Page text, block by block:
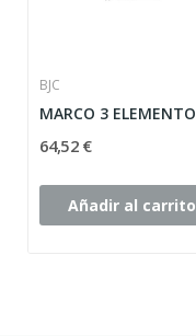
BJC
64,52 €
Añadir al carrito